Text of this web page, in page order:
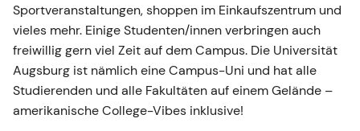
Sportveranstaltungen, shoppen im Einkaufszentrum und
vieles mehr. Einige Studenten/innen verbringen auch
freiwillig gern viel Zeit auf dem Campus. Die Universität
Augsburg ist nämlich eine Campus-Uni und hat alle
Studierenden und alle Fakultäten auf einem Gelände –
amerikanische College-Vibes inklusive!